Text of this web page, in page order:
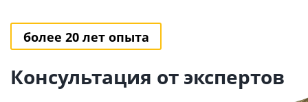
более 20 лет опыта
Консультация от экспертов